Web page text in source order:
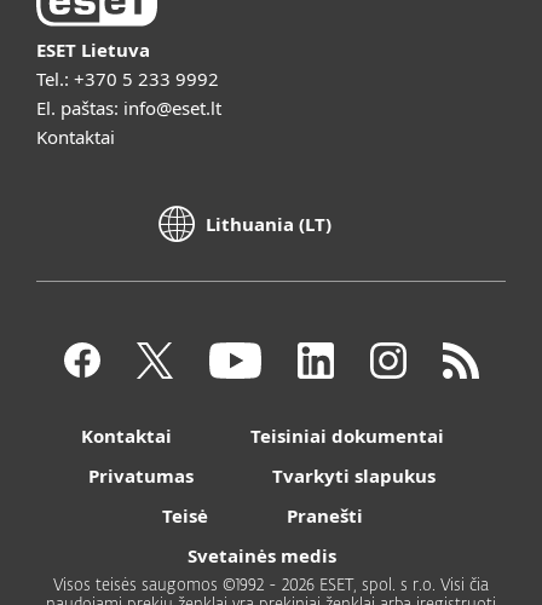
ESET Lietuva
Tel.: +370 5 233 9992
El. paštas: info@eset.lt
Kontaktai
Lithuania (LT)
Kontaktai
Teisiniai dokumentai
Privatumas
Tvarkyti slapukus
Teisė
Pranešti
Svetainės medis
Visos teisės saugomos ©1992 - 2026 ESET, spol. s r.o. Visi čia